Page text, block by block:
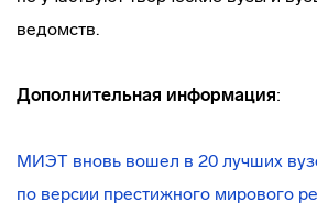
ведомств.
Дополнительная информация:
МИЭТ вновь вошел в 20 лучших
по версии престижного мирового